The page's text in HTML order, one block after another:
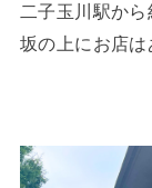
二子玉川駅か
坂の上にお店は